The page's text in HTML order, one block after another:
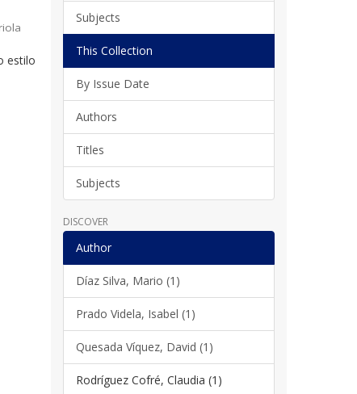
estilo
Subjects
This Collection
By Issue Date
Authors
Titles
Subjects
DISCOVER
Author
Díaz Silva, Mario (1)
Prado Videla, Isabel (1)
Quesada Víquez, David (1)
Rodríguez Cofré, Claudia (1)